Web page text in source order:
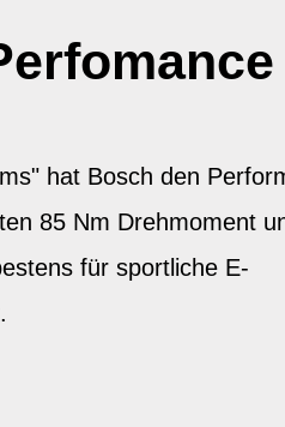
hat Bosch den
85 Nm Drehmoment
für sportliche E-